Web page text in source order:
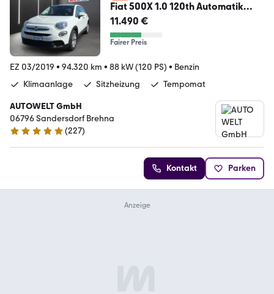
Fiat 500X 1.0 120th Automatik
Klima PDC DAB Spurhalte
11.490 €
Fairer Preis
EZ 03/2019 • 94.320 km • 88 kW (120 PS) • Benzin
Klimaanlage
Sitzheizung Tempomat
AUTOWELT GmbH
06796 Sandersdorf Brehna
4.8 Sterne
(227)
Kontakt Parken